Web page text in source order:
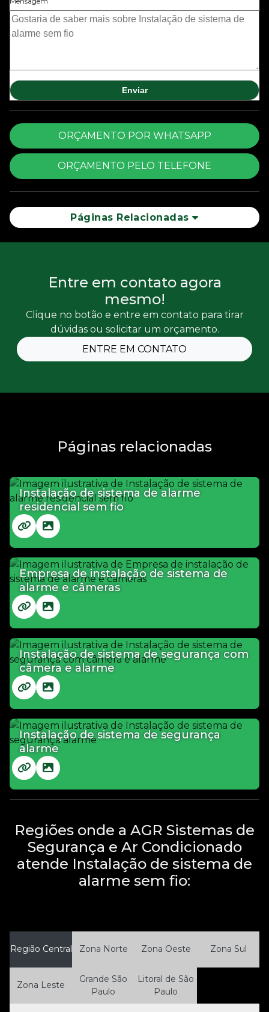
ORÇAMENTO POR WHATSAPP
ORÇAMENTO PELO TELEFONE
Páginas Relacionadas
Entre em contato agora
mesmo!
Clique no botão e entre em contato para tirar
dúvidas ou solicitar um orçamento.
ENTRE EM CONTATO
Páginas relacionadas
Instalação de sistema de alarme
residencial sem fio
Empresa de instalação de sistema de
alarme e câmeras
Instalação de sistema de segurança com
câmera e alarme
Instalação de sistema de segurança
alarme
Regiões onde a AGR Sistemas de
Segurança e Ar Condicionado
atende Instalação de sistema de
alarme sem fio:
Região Central Zona Norte Zona Oeste Zona Sul
Zona Leste
Grande São
Paulo
Litoral de São
Paulo